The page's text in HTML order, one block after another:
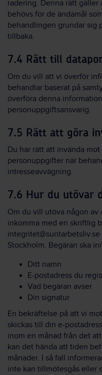
radering. Denna rätt
behövs för de ändamål
behandlingen grundar sig
tillbaka.
7.4 Rätt till
Om du vill att vi överför
behandlar baserat på
överföra denna
personuppgiftsansvarig.
7.5 Rätt att göra
Du har rätt att invända
personuppgifter när
intresseavvägning.
7.6 Hur du utövar
Om du vill utöva någon
inkomma med en skriftlig
integritet@suntarbetsliv.se
Stockholm. Begäran ska
Ditt namn
E-postadress du
Vad begäran avser
Din signatur
En bekräftelse på att vi
skickas till din e-
inom en månad från det
kan det hända att tiden
månader. I så fall
inte kan tillmötesgås eller